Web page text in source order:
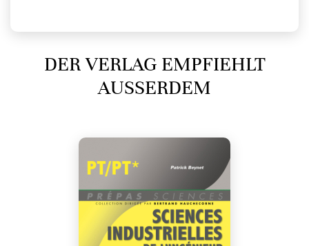
DER VERLAG EMPFIEHLT
AUSSERDEM